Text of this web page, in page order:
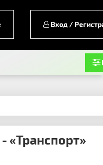
Вход /
«Транспорт»